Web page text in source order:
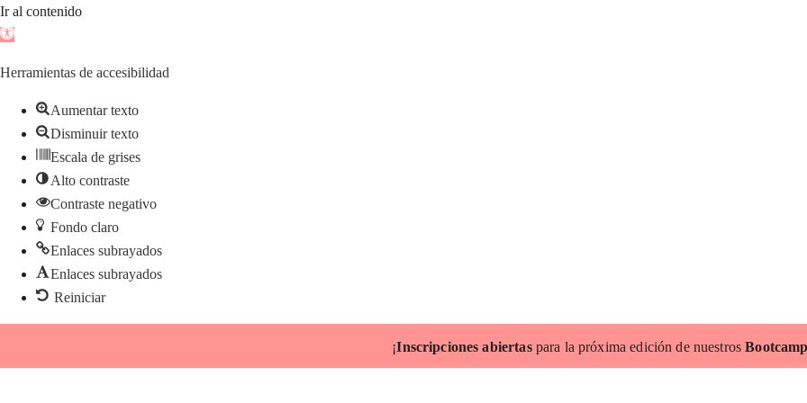
Ir al contenido
Abrir
de
herramientas
Herramientas de accesibilidad
Aumentar texto
Disminuir texto
Escala de grises
Alto contraste
Contraste negativo
Fondo claro
Enlaces subrayados
Enlaces subrayados
Reiniciar
¡Inscripciones abiertaspara la próxima edición de nuestros